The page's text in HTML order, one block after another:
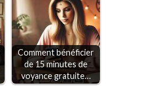
Comment bénéficier
de 15 minutes de
voyance gratuite…